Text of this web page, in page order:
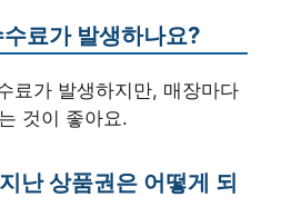
료가 발생하나요?
료가 발생하지만, 매장마다
것이 좋아요.
난 상품권은 어떻게 되